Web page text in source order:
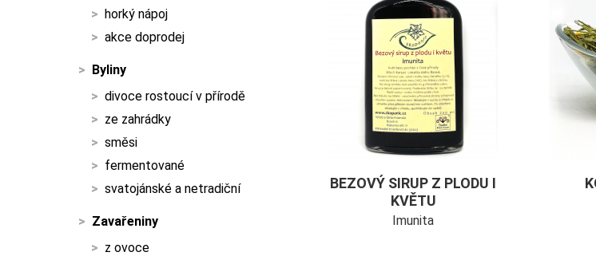
horký nápoj
akce doprodej
Byliny
divoce rostoucí v přírodě
ze zahrádky
směsi
fermentované
svatojánské a netradiční
Zavařeniny
z ovoce
BEZOVÝ SIRUP Z PLODU I
KVĚTU
Imunita